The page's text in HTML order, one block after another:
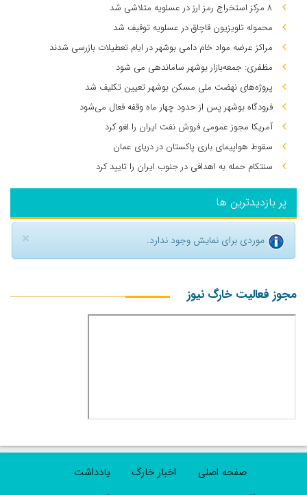
۸ مرکز استخراج رمز ارز در عسلویه متلاشی شد
محموله تلویزیون قاچاق در عسلویه توقیف شد
مراکز عرضه مواد خام دامی بوشهر در ایام تعطیلات بازرسی شدند
مظفری: جمعه‌بازار بوشهر ساماندهی می‌ شود
پروژه‌های نهضت ملی مسکن بوشهر تعیین تکلیف شد
فرودگاه بوشهر پس از حدود چهار ماه وقفه فعال می‌شود
آمریکا مجوز عمومی فروش نفت ایران را لغو کرد
سقوط هواپیمای باری پاکستان در دریای عمان
سنتکام حمله به اهدافی در جنوب ایران را تایید کرد
پر بازدیدترین ها
× موردی برای نمایش وجود ندارد.
مجوز فعالیت خارگ نیوز
صفحه اصلی اخبار خارگ
یادداشت